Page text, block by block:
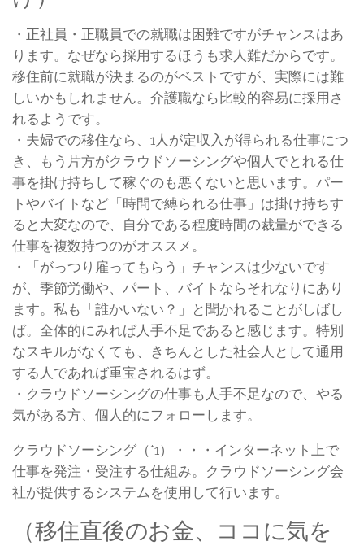
・正社員・正職員での就職は困難ですがチャンスはあ
ります。なぜなら採用するほうも求人難だからです。
移住前に就職が決まるのがベストですが、実際には難
しいかもしれません。介護職なら比較的容易に採用さ
れるようです。
・夫婦での移住なら、1人が定収入が得られる仕事につ
き、もう片方がクラウドソーシングや個人でとれる仕
事を掛け持ちして稼ぐのも悪くないと思います。パー
トやバイトなど「時間で縛られる仕事」は掛け持ちす
ると大変なので、自分である程度時間の裁量ができる
仕事を複数持つのがオススメ。
・「がっつり雇ってもらう」チャンスは少ないです
が、季節労働や、パート、バイトならそれなりにあり
ます。私も「誰かいない？」と聞かれることがしばし
ば。全体的にみれば人手不足であると感じます。特別
なスキルがなくても、きちんとした社会人として通用
する人であれば重宝されるはず。
・クラウドソーシングの仕事も人手不足なので、やる
気がある方、個人的にフォローします。
クラウドソーシング（*1）・・・インターネット上で
仕事を発注・受注する仕組み。クラウドソーシング会
社が提供するシステムを使用して行います。
（移住直後のお金、ココに気を